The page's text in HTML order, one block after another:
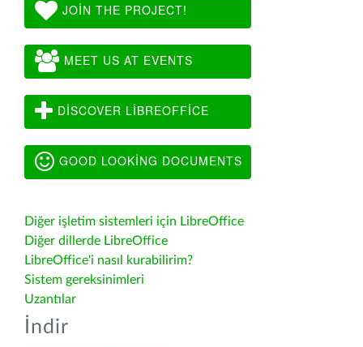
JOIN THE PROJECT!
MEET US AT EVENTS
DISCOVER LIBREOFFICE
GOOD LOOKING DOCUMENTS
Diğer işletim sistemleri için LibreOffice
Diğer dillerde LibreOffice
LibreOffice'i nasıl kurabilirim?
Sistem gereksinimleri
Uzantılar
İndir